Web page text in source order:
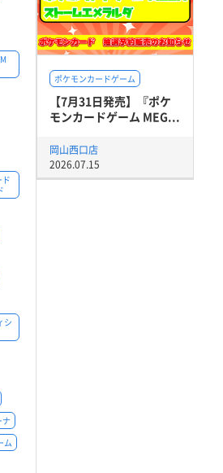
ド
シ
ナ
ム
ポケモンカードゲーム
【7月31日発売】『ポケ
モンカードゲーム MEG...
岡山西口店
2026.07.15